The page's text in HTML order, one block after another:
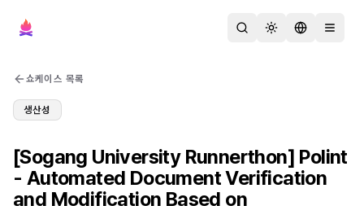
검색 테마 변경언어 변경메뉴 열
쇼케이스 목록
생산성
[Sogang University Runnerthon] Polint
- Automated Document Verification
and Modification Based on